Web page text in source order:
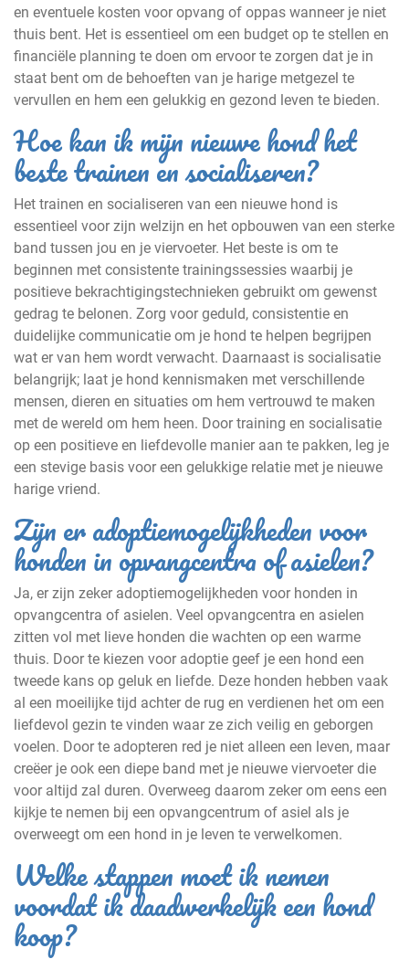
en eventuele kosten voor opvang of oppas wanneer je niet
thuis bent. Het is essentieel om een budget op te stellen en
financiële planning te doen om ervoor te zorgen dat je in
staat bent om de behoeften van je harige metgezel te
vervullen en hem een gelukkig en gezond leven te bieden.
Hoe kan ik mijn nieuwe hond het
beste trainen en socialiseren?
Het trainen en socialiseren van een nieuwe hond is
essentieel voor zijn welzijn en het opbouwen van een sterke
band tussen jou en je viervoeter. Het beste is om te
beginnen met consistente trainingssessies waarbij je
positieve bekrachtigingstechnieken gebruikt om gewenst
gedrag te belonen. Zorg voor geduld, consistentie en
duidelijke communicatie om je hond te helpen begrijpen
wat er van hem wordt verwacht. Daarnaast is socialisatie
belangrijk; laat je hond kennismaken met verschillende
mensen, dieren en situaties om hem vertrouwd te maken
met de wereld om hem heen. Door training en socialisatie
op een positieve en liefdevolle manier aan te pakken, leg je
een stevige basis voor een gelukkige relatie met je nieuwe
harige vriend.
Zijn er adoptiemogelijkheden voor
honden in opvangcentra of asielen?
Ja, er zijn zeker adoptiemogelijkheden voor honden in
opvangcentra of asielen. Veel opvangcentra en asielen
zitten vol met lieve honden die wachten op een warme
thuis. Door te kiezen voor adoptie geef je een hond een
tweede kans op geluk en liefde. Deze honden hebben vaak
al een moeilijke tijd achter de rug en verdienen het om een
liefdevol gezin te vinden waar ze zich veilig en geborgen
voelen. Door te adopteren red je niet alleen een leven, maar
creëer je ook een diepe band met je nieuwe viervoeter die
voor altijd zal duren. Overweeg daarom zeker om eens een
kijkje te nemen bij een opvangcentrum of asiel als je
overweegt om een hond in je leven te verwelkomen.
Welke stappen moet ik nemen
voordat ik daadwerkelijk een hond
koop?